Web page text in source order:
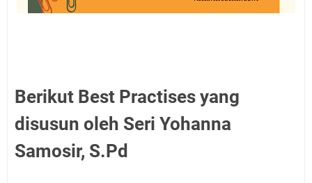
Berikut Best Practises yang
disusun oleh Seri Yohanna
Samosir, S.Pd